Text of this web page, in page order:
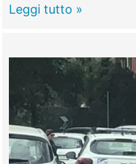
TIVOLI
controllare
contatore”,
presi
i
Leggi tutto »